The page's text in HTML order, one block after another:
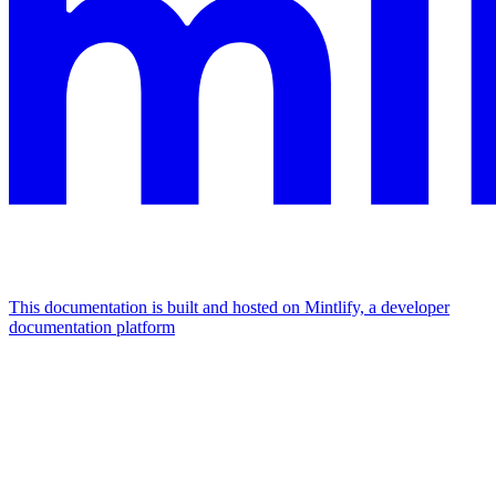
This documentation is built and hosted on Mintlify, a developer
documentation platform